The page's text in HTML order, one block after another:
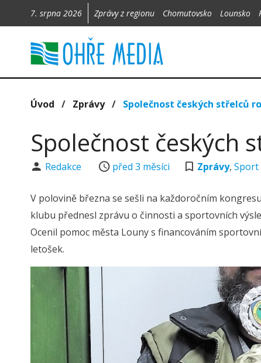
7. srpna 2026 Zprávy z regionu Chomutovsko Lounsko
Úvod / Zprávy/ Společnost českých střelců
Společnost českých
Redakce před 3 měsíci Zprávy,Sport
V polovině března se sešli na každoročním
klubu přednesl zprávu o činnosti a sportovních
Ocenil pomoc města Louny s financováním
letošek.